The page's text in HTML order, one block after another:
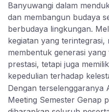
Banyuwangi dalam
dan membangun budaya
berbudaya lingkungan.
kegiatan yang
membentuk generasi
prestasi, tetapi juga
kepedulian terhadap
Dengan terselenggaranya
Meeting Semester Genap